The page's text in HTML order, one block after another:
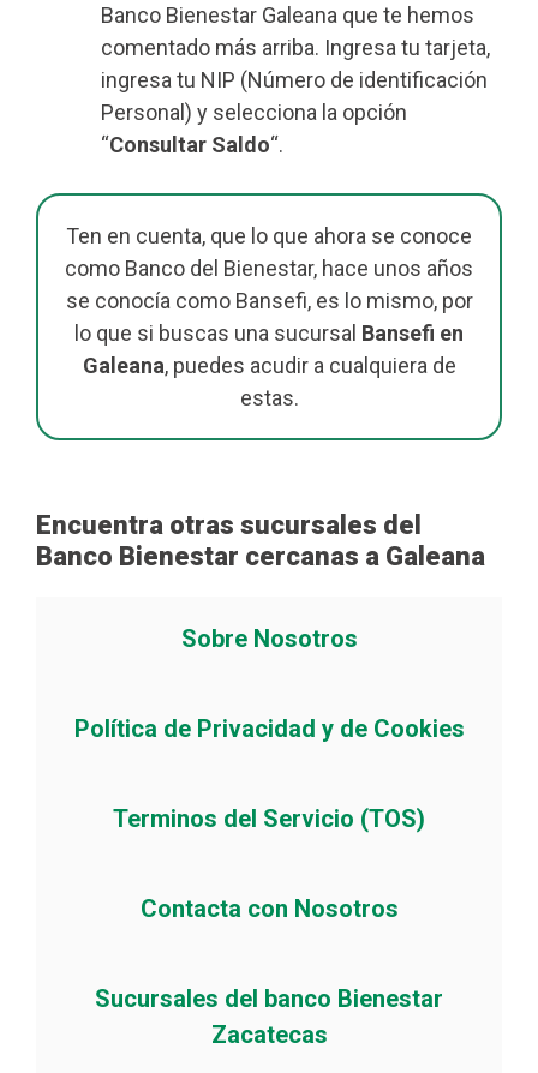
Banco Bienestar Galeana que te hemos
comentado más arriba. Ingresa tu tarjeta,
ingresa tu NIP (Número de identificación
Personal) y selecciona la opción
“Consultar Saldo“.
Ten en cuenta, que lo que ahora se conoce
como Banco del Bienestar, hace unos años
se conocía como Bansefi, es lo mismo, por
lo que si buscas una sucursal Bansefi en
Galeana, puedes acudir a cualquiera de
estas.
Encuentra otras sucursales del
Banco Bienestar cercanas a Galeana
Sobre Nosotros
Política de Privacidad y de Cookies
Terminos del Servicio (TOS)
Contacta con Nosotros
Sucursales del banco Bienestar
Zacatecas